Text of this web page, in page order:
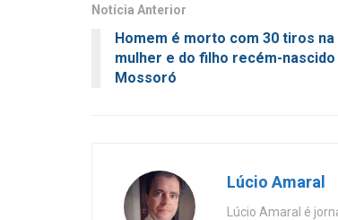
Notícia Anterior
Homem é morto com 30 tiros
mulher e do filho recém-nascido
Mossoró
Lúcio Amaral
Lúcio Amaral é